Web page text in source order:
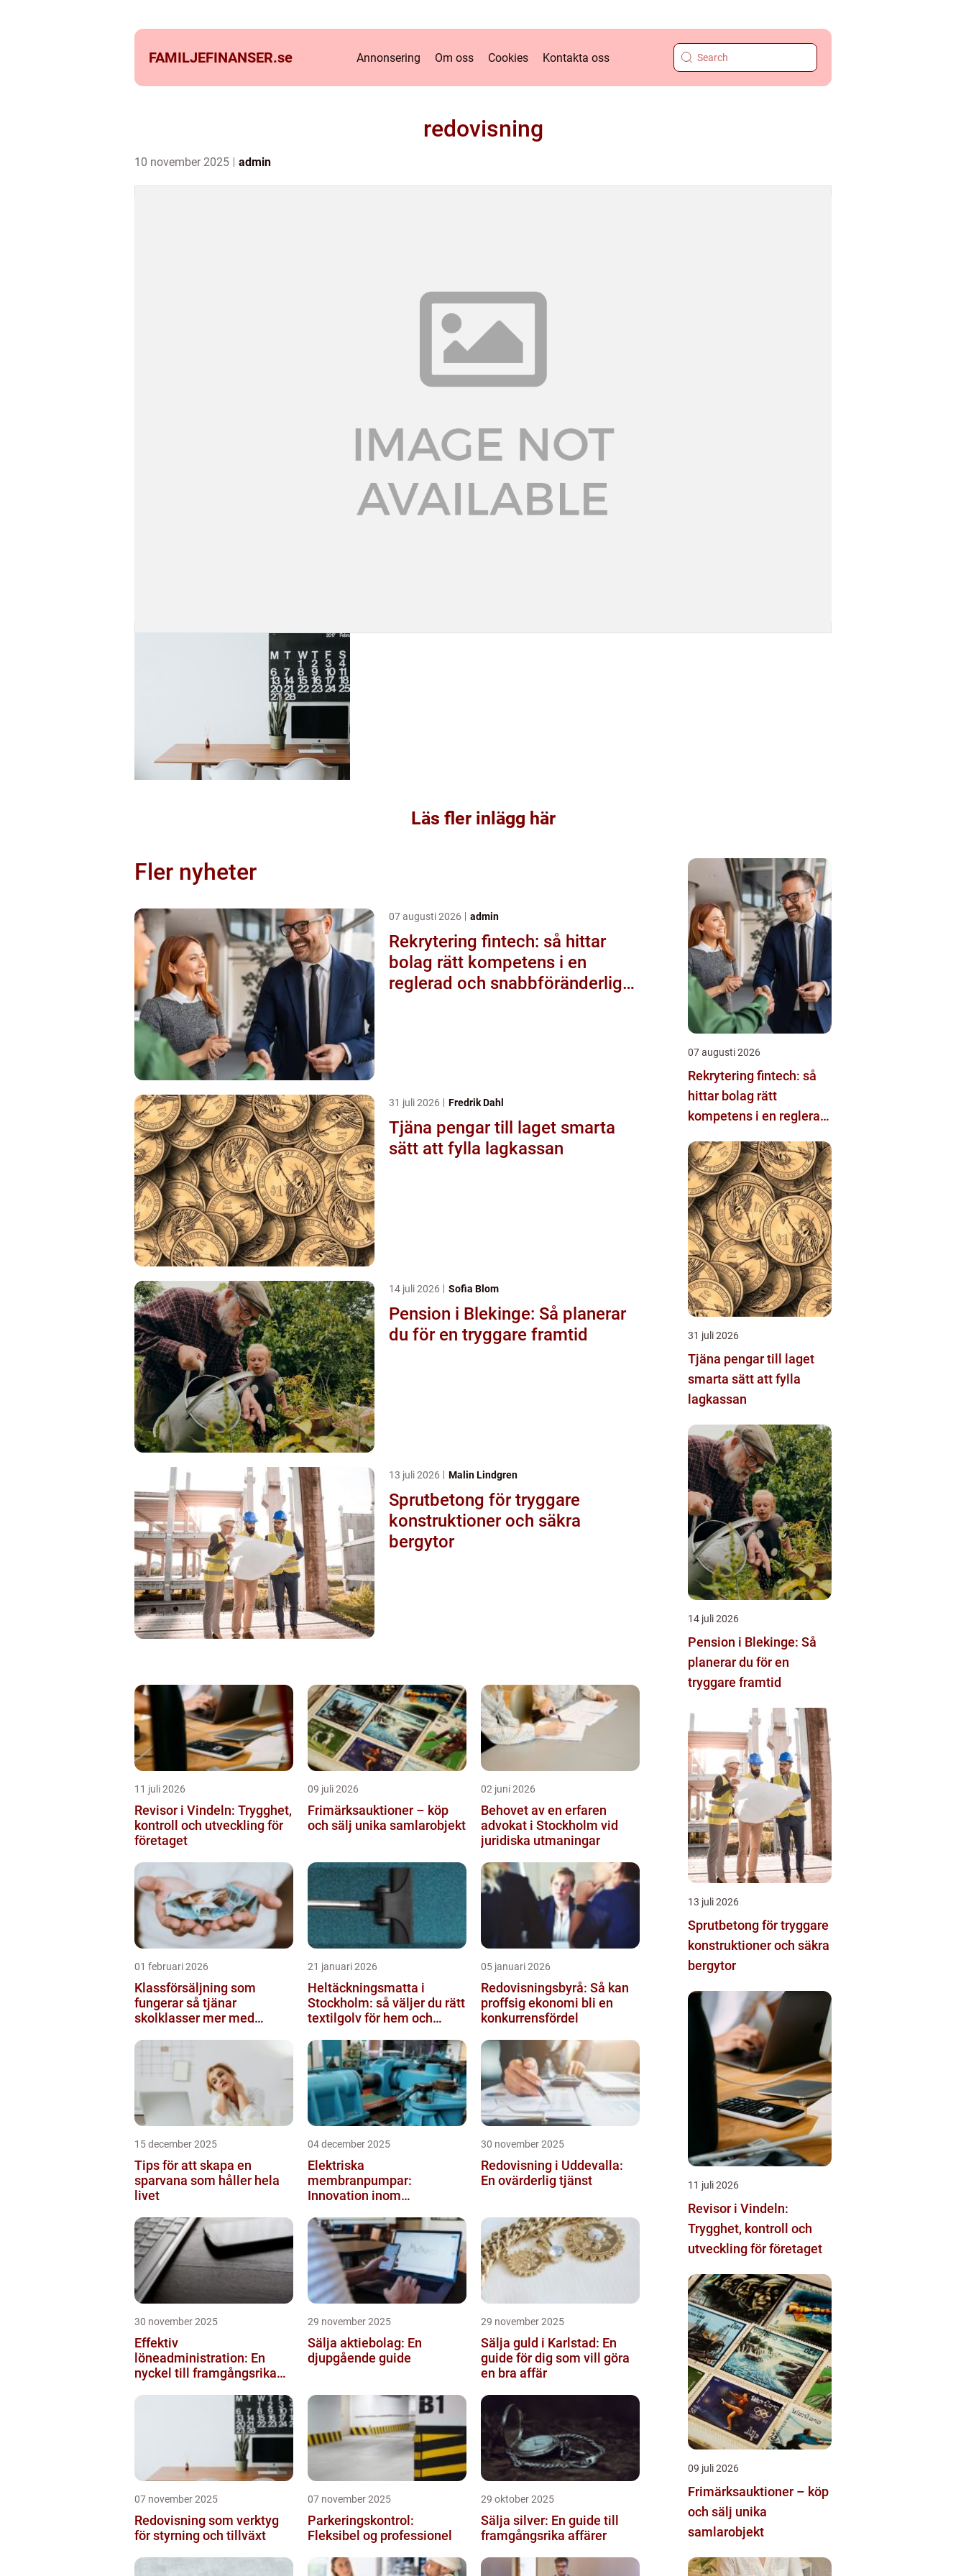
FAMILJEFINANSER.se Annonsering Om oss Cookies Kontakta oss
redovisning
10 november 2025 admin
Läs fler inlägg här
Fler nyheter
07 augusti 2026 admin
Rekrytering fintech: så hittar
bolag rätt kompetens i en
reglerad och snabbföränderlig
31 juli 2026 Fredrik Dahl
Tjäna pengar till laget smarta
sätt att fylla lagkassan
14 juli 2026 Sofia Blom
Pension i Blekinge: Så planerar
du för en tryggare framtid
13 juli 2026 Malin Lindgren
Sprutbetong för tryggare
konstruktioner och säkra
bergytor
11 juli 2026
Revisor i Vindeln: Trygghet,
kontroll och utveckling för
företaget
09 juli 2026
Frimärksauktioner – köp
och sälj unika samlarobjekt
02 juni 2026
Behovet av en erfaren
advokat i Stockholm vid
juridiska utmaningar
01 februari 2026
Klassförsäljning som
fungerar så tjänar
skolklasser mer med
21 januari 2026
Heltäckningsmatta i
Stockholm: så väljer du rätt
textilgolv för hem och
05 januari 2026
Redovisningsbyrå: Så kan
proffsig ekonomi bli en
konkurrensfördel
15 december 2025
Tips för att skapa en
sparvana som håller hela
livet
04 december 2025
Elektriska
membranpumpar:
Innovation inom
30 november 2025
Redovisning i Uddevalla:
En ovärderlig tjänst
30 november 2025
Effektiv
löneadministration: En
nyckel till framgångsrika
29 november 2025
Sälja aktiebolag: En
djupgående guide
29 november 2025
Sälja guld i Karlstad: En
guide för dig som vill göra
en bra affär
07 november 2025
Redovisning som verktyg
för styrning och tillväxt
07 november 2025
Parkeringskontrol:
Fleksibel og professionel
29 oktober 2025
Sälja silver: En guide till
framgångsrika affärer
07 augusti 2026
Rekrytering fintech: så
hittar bolag rätt
kompetens i en reglerad
värld
31 juli 2026
Tjäna pengar till laget
smarta sätt att fylla
lagkassan
14 juli 2026
Pension i Blekinge: Så
planerar du för en
tryggare framtid
13 juli 2026
Sprutbetong för tryggare
konstruktioner och säkra
bergytor
11 juli 2026
Revisor i Vindeln:
Trygghet, kontroll och
utveckling för företaget
09 juli 2026
Frimärksauktioner – köp
och sälj unika
samlarobjekt